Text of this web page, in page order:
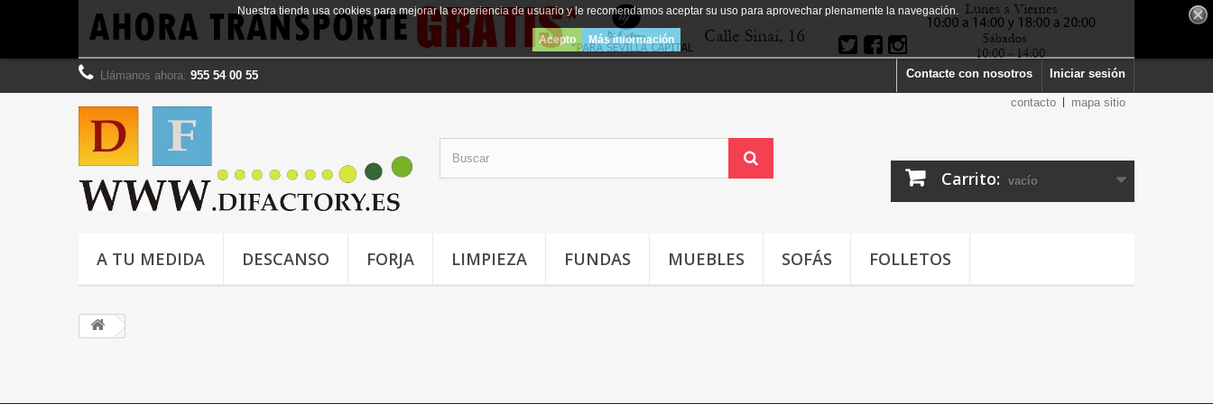
Iniciar sesión
Contacte con nosotros
Llámanos ahora: 955 54 00 55
contacto
mapa sitio
Nuestra tienda usa cookies para mejorar la experiencia de usuario y le recomendamos aceptar su uso para aprovechar plenamente la navegación.
Acepto Más información
Carrito: vacío
A TU MEDIDA DESCANSO FORJA LIMPIEZA FUNDAS MUEBLES SOFÁS FOLLETOS